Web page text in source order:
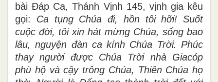
bài Đáp Ca, Thánh Vịnh 145, vịnh gia kêu
gọi: Ca tụng Chúa đi, hồn tôi hỡi! Suốt
cuộc đời, tôi xin hát mừng Chúa, sống bao
lâu, nguyện đàn ca kính Chúa Trời. Phúc
thay người được Chúa Trời nhà Giacóp
phù hộ và cậy trông Chúa, Thiên Chúa họ